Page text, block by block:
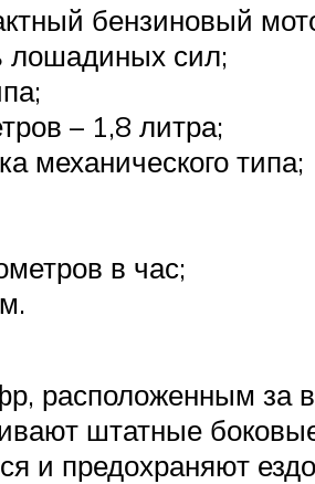
бензиновый
лошадиных сил;
– 1,8 литра;
механического типа;
в час;
расположенным
штатные
и предохраняют